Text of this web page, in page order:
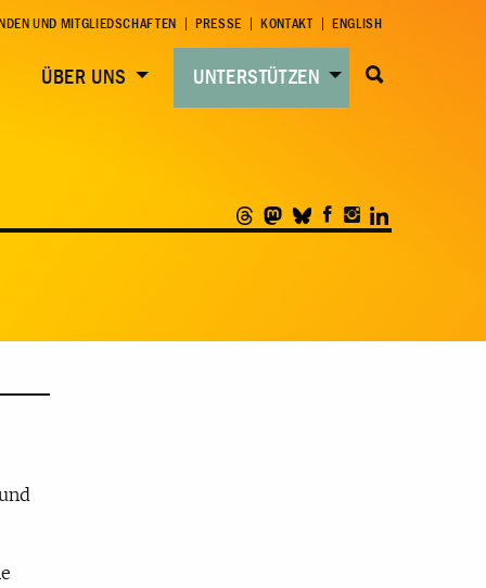
UND MITGLIEDSCHAFTEN PRESSE KONTAKT ENGLISH
ÜBER UNS UNTERSTÜTZEN